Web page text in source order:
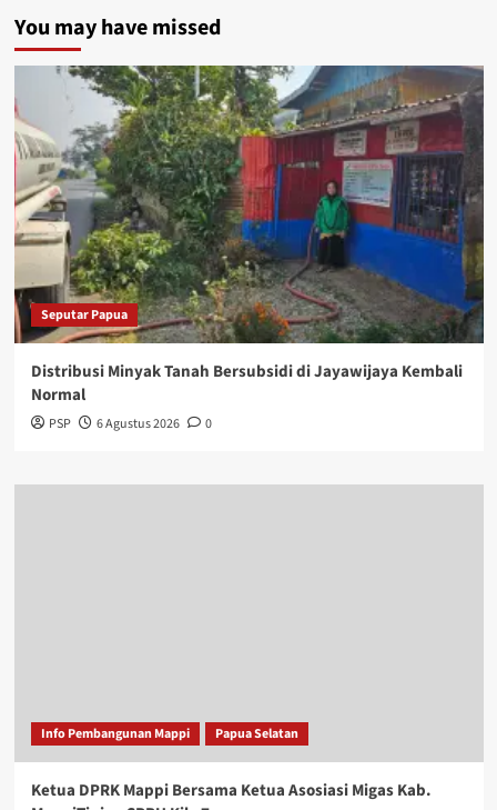
You may have missed
Seputar Papua
Distribusi Minyak Tanah Bersubsidi di Jayawijaya Kembali
Normal
PSP 6 Agustus 2026 0
Info Pembangunan Mappi Papua Selatan
Ketua DPRK Mappi Bersama Ketua Asosiasi Migas Kab.